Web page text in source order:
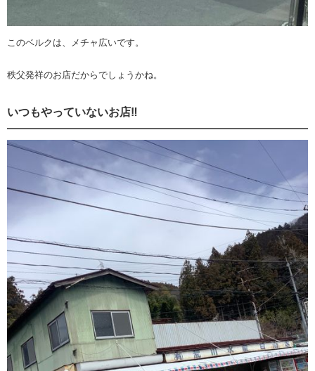
このベルクは、メチャ広いです。
秩父発祥のお店だからでしょうかね。
いつもやっていないお店‼️